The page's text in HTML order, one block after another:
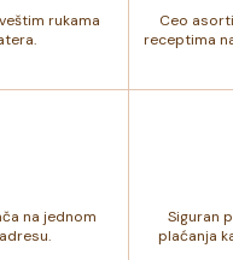
rukama
Ceo
receptima
na jednom
Siguran
plaćanja